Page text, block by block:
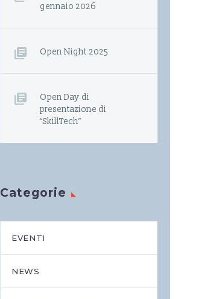
gennaio 2026
Open Night 2025
Open Day di
presentazione di
“SkillTech”
Categorie
EVENTI
NEWS